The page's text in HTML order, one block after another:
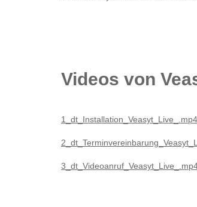
Videos von
1_dt_Installation_Veasyt_Live_.mp4